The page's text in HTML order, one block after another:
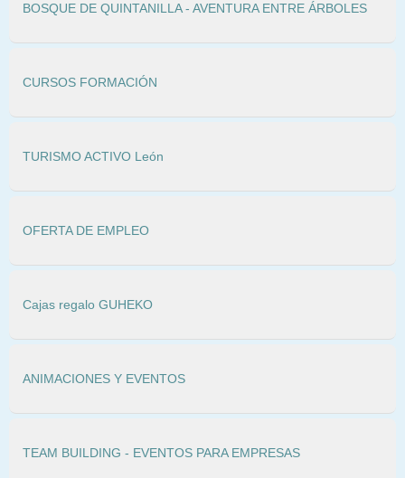
BOSQUE DE QUINTANILLA - AVENTURA ENTRE ÁRBOLES
CURSOS FORMACIÓN
TURISMO ACTIVO León
OFERTA DE EMPLEO
Cajas regalo GUHEKO
ANIMACIONES Y EVENTOS
TEAM BUILDING - EVENTOS PARA EMPRESAS